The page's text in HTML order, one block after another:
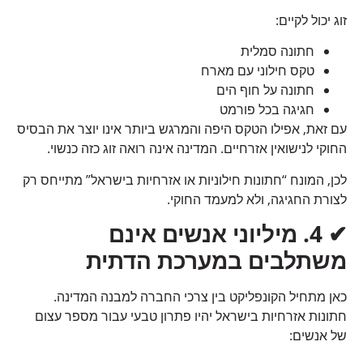
זוג יכול לקיים:
חתונה סמלית
טקס חילוני עם מארח
חתונה על חוף הים
חגיגה בכל פורמט
עם זאת, אפילו הטקס היפה והמרגש ביותר אינו יוצר את הבסיס
החוקי לנישואין אזרחיים. המדינה אינה רואה זוג כזה כנשוי.
לכן, המונח “חתונות חילוניות או אזרחיות בישראל” מתייחס רק
לצורת החגיגה, ולא למעמד החוקי.
✔
4.
מיליוני אנשים אינם
משתלבים במערכת הדתית
כאן מתחיל הקונפליקט בין צרכי החברה למבנה המדינה.
חתונות אזרחיות בישראל יהיו פתרון טבעי עבור מספר עצום
של אנשים: